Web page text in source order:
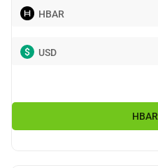
HBAR
USD
$
HBAR